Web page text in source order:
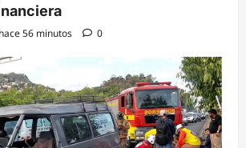
hace 56 minutos 0